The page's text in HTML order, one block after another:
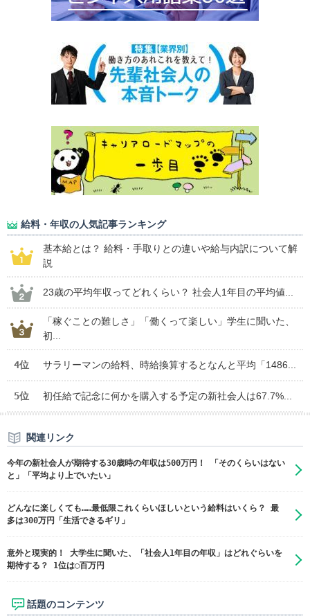
給料・年収の人気記事ランキング
基本給とは？ 給料・手取りとの違いや給与内訳について解
説
23歳の平均年収ってどれくらい？ 社会人1年目の平均値...
「稼ぐことの難しさ」「働くって楽しい」学生に聞いた、
初...
4位 サラリーマンの給料、時給換算するとなんと平均「1486...
5位 初任給で記念に何かを購入する予定の新社会人は67.7%...
関連リンク
今年の新社会人が期待する30歳時の年収は500万円！ 「そのくらいはない
と」「平均より上でいたい」
どんなに楽しくても……最低限これくらいほしいという給料はいくら？ 最
多は300万円「生活できるギリ」
意外と現実的！ 大学生に聞いた、「社会人1年目の年収」はどれぐらいを
期待する？ 1位は◯百万円
話題のコンテンツ